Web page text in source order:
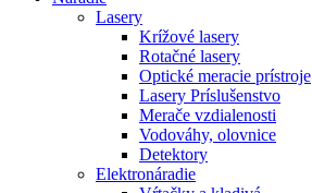
Lasery
Krížové lasery
Rotačné lasery
Optické meracie prístroje
Lasery Príslušenstvo
Merače vzdialenosti
Vodováhy, olovnice
Detektory
Elektronáradie